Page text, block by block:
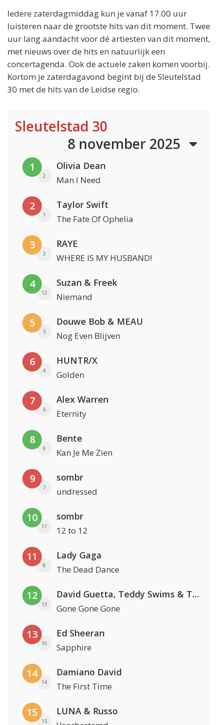
Iedere zaterdagmiddag kun je vanaf 17.00 uur
luisteren naar de grootste hits van dit moment. Twee
uur lang aandacht voor dé artiesten van dit moment,
met nieuws over de hits en natuurlijk een
concertagenda. Ook de actuele zaken komen voorbij.
Kortom je zaterdagavond begint bij de Sleutelstad
30 met de hits van de Leidse regio.
Sleutelstad 30
8 november 2025
1
2
Olivia Dean
Man I Need
2
1
Taylor Swift
The Fate Of Ophelia
3
3
RAYE
WHERE IS MY HUSBAND!
4
12
Suzan & Freek
Niemand
5
5
Douwe Bob & MEAU
Nog Even Blijven
6
4
HUNTR/X
Golden
7
6
Alex Warren
Eternity
8
9
Bente
Kan Je Me Zien
9
7
sombr
undressed
10
11
sombr
12 to 12
11
8
Lady Gaga
The Dead Dance
12
13
David Guetta, Teddy Swims & Tones And I
Gone Gone Gone
13
10
Ed Sheeran
Sapphire
14
14
Damiano David
The First Time
15
15
LUNA & Russo